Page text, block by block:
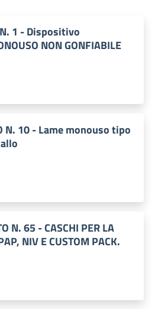
N. 1 - Dispositivo
NON GONFIABILE
N. 10 - Lame monouso tipo
N. 65 - CASCHI PER LA
NIV E CUSTOM PACK.